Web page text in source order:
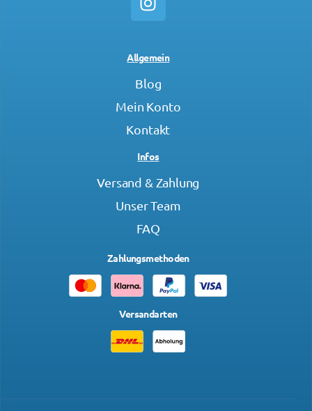
Allgemein
Blog
Mein Konto
Kontakt
Infos
Versand & Zahlung
Unser Team
FAQ
Zahlungsmethoden
Versandarten